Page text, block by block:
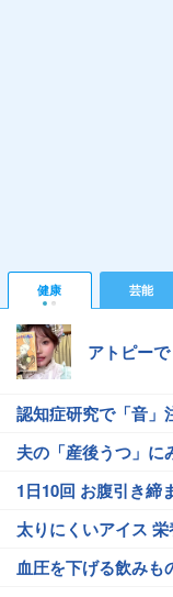
健康 芸能
アトピー
認知症研究で「音」
夫の「産後うつ」に
1日10回 お腹引き締
太りにくいアイス
血圧を下げる飲みも